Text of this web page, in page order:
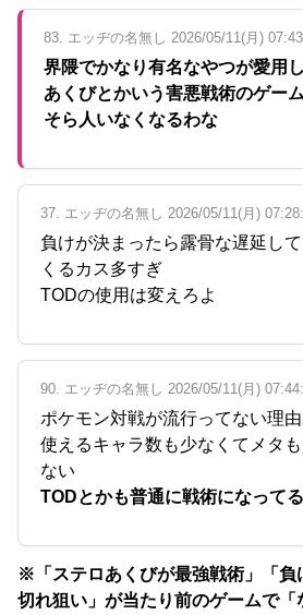
83. エッヂの名無し 2026/05/11(月)
界隈でかなり有名なやつが愛用
あくびとかいう害悪戦術のゲー
そら人いなくなるわな
37. エッヂの名無し 2026/05/11(月)
負けが決まったら露骨な遅延し
くるカス多すぎ
TODの使用は変えろよ
90. エッヂの名無し 2026/05/11(月)
ポケモン対戦が流行ってない理
使えるキャラ数も少なくてメタ
ない
TODとかも普通に戦術になって
※「ステロあくびが最強戦術」「負
切れ狙い」が当たり前のゲームで「